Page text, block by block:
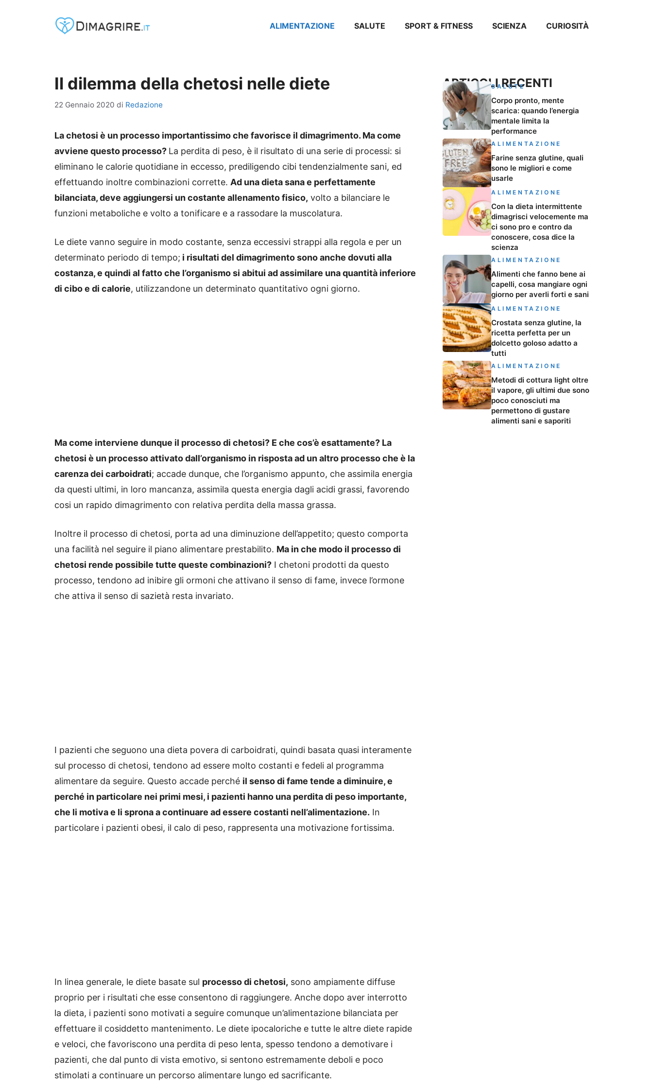
ALIMENTAZIONE SALUTE SPORT & FITNESS SCIENZA CURIOSITÀ
Il dilemma della chetosi nelle diete
22 Gennaio 2020 di Redazione
La chetosi è un processo importantissimo che favorisce il dimagrimento. Ma come
avviene questo processo? La perdita di peso, è il risultato di una serie di processi: si
eliminano le calorie quotidiane in eccesso, prediligendo cibi tendenzialmente sani, ed
effettuando inoltre combinazioni corrette. Ad una dieta sana e perfettamente
bilanciata, deve aggiungersi un costante allenamento fisico, volto a bilanciare le
funzioni metaboliche e volto a tonificare e a rassodare la muscolatura.
Le diete vanno seguire in modo costante, senza eccessivi strappi alla regola e per un
determinato periodo di tempo; i risultati del dimagrimento sono anche dovuti alla
costanza, e quindi al fatto che l’organismo si abitui ad assimilare una quantità inferiore
di cibo e di calorie, utilizzandone un determinato quantitativo ogni giorno.
Ma come interviene dunque il processo di chetosi? E che cos’è esattamente? La
chetosi è un processo attivato dall’organismo in risposta ad un altro processo che è la
carenza dei carboidrati; accade dunque, che l’organismo appunto, che assimila energia
da questi ultimi, in loro mancanza, assimila questa energia dagli acidi grassi, favorendo
cosi un rapido dimagrimento con relativa perdita della massa grassa.
Inoltre il processo di chetosi, porta ad una diminuzione dell’appetito; questo comporta
una facilità nel seguire il piano alimentare prestabilito. Ma in che modo il processo di
chetosi rende possibile tutte queste combinazioni? I chetoni prodotti da questo
processo, tendono ad inibire gli ormoni che attivano il senso di fame, invece l’ormone
che attiva il senso di sazietà resta invariato.
I pazienti che seguono una dieta povera di carboidrati, quindi basata quasi interamente
sul processo di chetosi, tendono ad essere molto costanti e fedeli al programma
alimentare da seguire. Questo accade perché il senso di fame tende a diminuire, e
perché in particolare nei primi mesi, i pazienti hanno una perdita di peso importante,
che li motiva e li sprona a continuare ad essere costanti nell’alimentazione. In
particolare i pazienti obesi, il calo di peso, rappresenta una motivazione fortissima.
In linea generale, le diete basate sul processo di chetosi, sono ampiamente diffuse
proprio per i risultati che esse consentono di raggiungere. Anche dopo aver interrotto
la dieta, i pazienti sono motivati a seguire comunque un’alimentazione bilanciata per
effettuare il cosiddetto mantenimento. Le diete ipocaloriche e tutte le altre diete rapide
e veloci, che favoriscono una perdita di peso lenta, spesso tendono a demotivare i
pazienti, che dal punto di vista emotivo, si sentono estremamente deboli e poco
stimolati a continuare un percorso alimentare lungo ed sacrificante.
ARTICOLI RECENTI
SALUTE
Corpo pronto, mente
scarica: quando l’energia
mentale limita la
performance
ALIMENTAZIONE
Farine senza glutine, quali
sono le migliori e come
usarle
ALIMENTAZIONE
Con la dieta intermittente
dimagrisci velocemente ma
ci sono pro e contro da
conoscere, cosa dice la
scienza
ALIMENTAZIONE
Alimenti che fanno bene ai
capelli, cosa mangiare ogni
giorno per averli forti e sani
ALIMENTAZIONE
Crostata senza glutine, la
ricetta perfetta per un
dolcetto goloso adatto a
tutti
ALIMENTAZIONE
Metodi di cottura light oltre
il vapore, gli ultimi due sono
poco conosciuti ma
permettono di gustare
alimenti sani e saporiti